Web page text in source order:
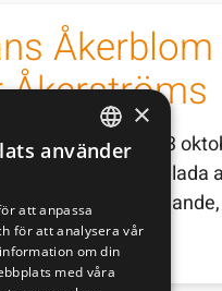
Åkerblom är från 13
AB. Vi är mycket
och
SWEDISH
DEUTSCH
×
använder
att anpassa
för att analysera vår
om din
med våra